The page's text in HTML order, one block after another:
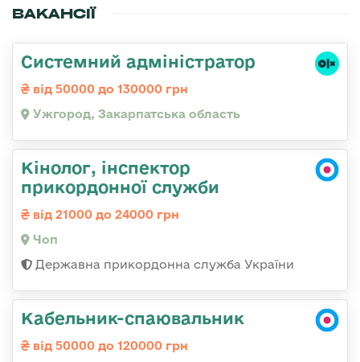
ВАКАНСІЇ
Системний адміністратор
від 50000 до 130000 грн
Ужгород, Закарпатська область
Кінолог, інспектор
прикордонної служби
від 21000 до 24000 грн
Чоп
Державна прикордонна служба України
Кабельник-спаювальник
від 50000 до 120000 грн